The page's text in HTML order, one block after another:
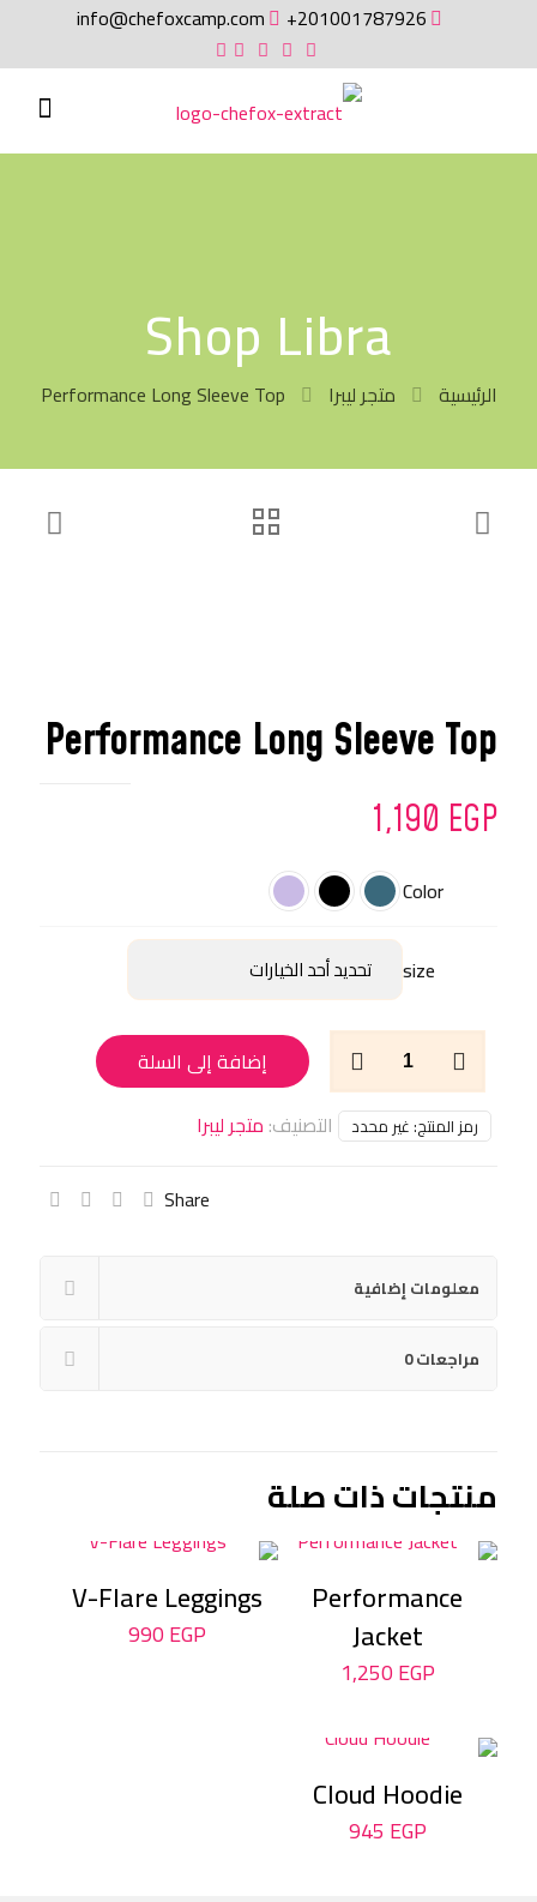
201001787926+
info@chefoxcamp.com
Shop Libra
الرئيسية متجر ليبرا Performance Long Sleeve Top
Performance Long Sleeve Top
1,190 EGP
Color
size
كمية
Performance
Long
Sleeve
إضافة إلى السلة
رمز المنتج:غير محدد التصنيف: متجر ليبرا
Share
معلومات إضافية
مراجعات0
منتجات ذات صلة
Performance
Jacket
1,250EGP
V-Flare Leggings
990EGP
Cloud Hoodie
945 EGP